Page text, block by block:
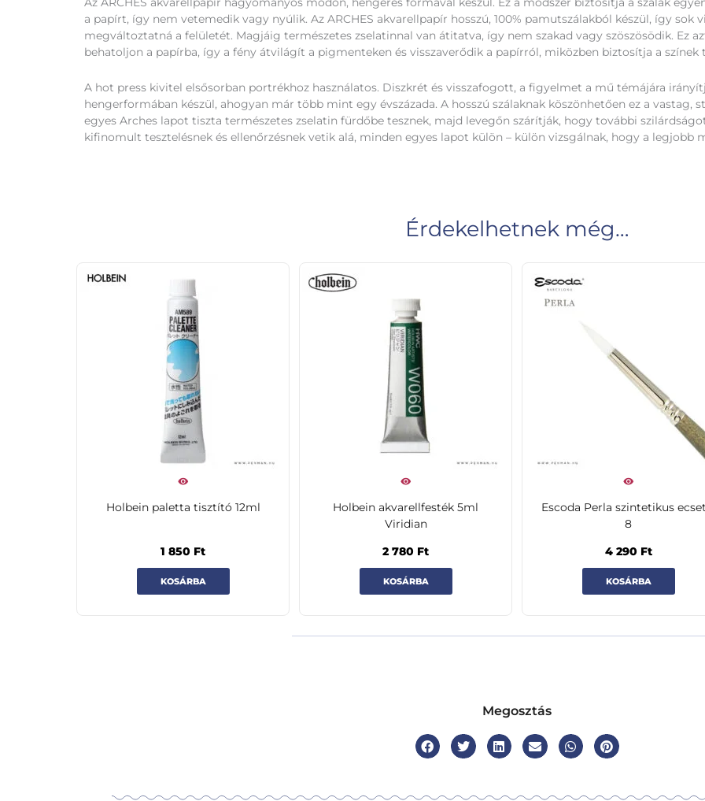
a papírt, így nem vetemedik vagy nyúlik. Az ARCHES akvarellpapír hosszú, 100% pamutszálakból készül, így sok
megváltoztatná a felületét. Magjáig természetes zselatinnal van átitatva, így nem szakad vagy szöszösödik. Ez
behatoljon a papírba, így a fény átvilágít a pigmenteken és visszaverődik a papírról, miközben biztosítja a színek
A hot press kivitel elsősorban portrékhoz használatos. Diszkrét és visszafogott, a figyelmet a mű témájára
hengerformában készül, ahogyan már több mint egy évszázada. A hosszú szálaknak köszönhetően ez a vastag,
egyes Arches lapot tiszta természetes zselatin fürdőbe tesznek, majd levegőn szárítják, hogy további
kifinomult tesztelésnek és ellenőrzésnek vetik alá, minden egyes lapot külön – külön vizsgálnak, hogy a legjobb
Érdekelhetnek még…
Holbein paletta tisztító 12ml
1 850 Ft
KOSÁRBA
Holbein akvarellfesték 5ml
Viridian
2 780 Ft
KOSÁRBA
Escoda Perla szintetikus
8
4 290 Ft
KOSÁRBA
Megosztás